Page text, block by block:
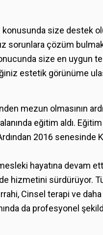
konusunda size destek
sorunlara çözüm
size en uygun
estetik görünüme
mezun olmasının
eğitim aldı.
2016 senesinde
hayatına devam
hizmetini sürdürüyor.
Cinsel terapi ve daha
da profesyonel